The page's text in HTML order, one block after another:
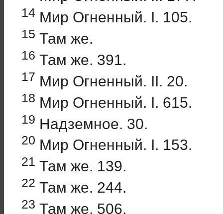
14 Мир Огненный. I. 105.
15 Там же.
16 Там же. 391.
17 Мир Огненный. II. 20.
18 Мир Огненный. I. 615.
19 Надземное. 30.
20 Мир Огненный. I. 153.
21 Там же. 139.
22 Там же. 244.
23 Там же. 506.